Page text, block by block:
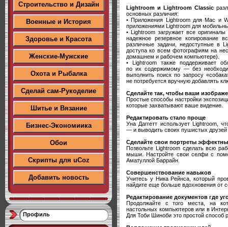
Строительство и Дизайн
Военные и История
Здоровье и Красота
Женские-Мужские
Охота и Рыбалка
Сделай сам-Рукоделие
Шитье и Вязание
Бизнес-Экономиика
Обои
Скрипты для uCoz
Добавить новость
Профиль
Lightroom и Lightroom Classic
основных различия:
• Приложения Lightroom для Mac и
приложениями Lightroom для
• Lightroom загружает все
надежное резервное копирование
различные задачи, недоступные в
доступа ко всем фотографиям на
домашнем и рабочем компьютере).
• Lightroom также поддерживает
по их содержимому — без
выполнить поиск по запросу
не потребуется вручную добавлять
Сделайте так, чтобы ваши
Простые способы настройки
которые захватывают ваше видение.
Редактировать стало проще
Уна Даггетт использует Lightroom,
— и выводить своих пушистых друзей
Сделайте свои портреты
Позвольте Lightroom сделать всю
мыши. Настройте свои селфи с
Аматуллой Баррайн.
Совершенствование навыков
Учитесь у Ника Рейнса, который
найдите еще больше вдохновения от
Редактирование документов где
Продолжайте с того места, на
настольных компьютеров или в
Для Тоби Шиноби это простой способ